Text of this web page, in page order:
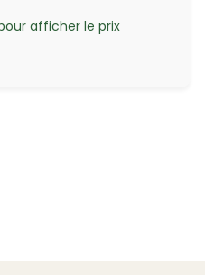
afficher le prix